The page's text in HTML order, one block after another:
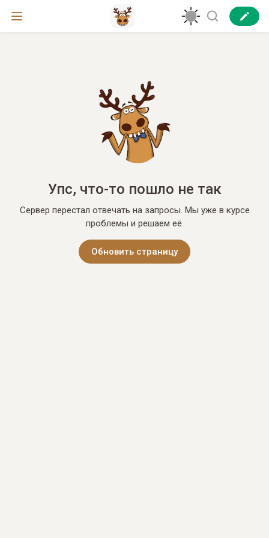
Упс, что-то пошло не так
Сервер перестал отвечать на запросы. Мы уже в курсе
проблемы и решаем её.
Обновить страницу